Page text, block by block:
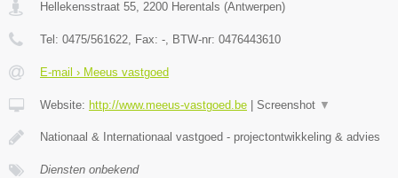
Hellekensstraat 55, 2200 Herentals (Antwerpen)
Tel: 0475/561622, Fax: -, BTW-nr: 0476443610
E-mail › Meeus vastgoed
Website: http://www.meeus-vastgoed.be Screenshot ▼
Nationaal & Internationaal vastgoed - projectontwikkeling & advies
Diensten onbekend